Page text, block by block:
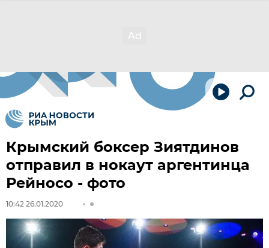
Крымский боксер Зиятдинов
отправил в нокаут аргентинца
Рейносо - фото
10:42 26.01.2020